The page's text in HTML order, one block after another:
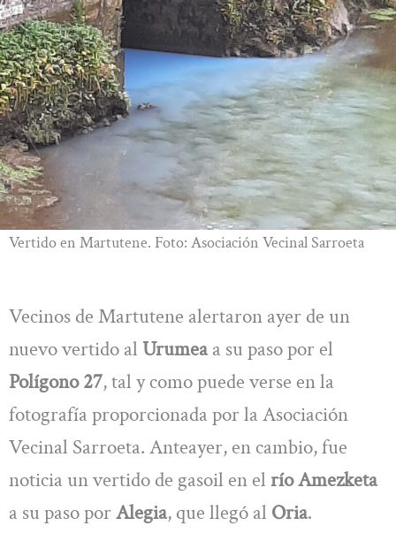
Vertido en Martutene. Foto: Asociación Vecinal Sarroeta
Vecinos de Martutene alertaron ayer de un
nuevo vertido al Urumeaa su paso por el
Polígono 27, tal y como puede verse en la
fotografía proporcionada por la Asociación
Vecinal Sarroeta. Anteayer, en cambio, fue
noticia un vertido de gasoil en el río Amezketa
a su paso porAlegia, que llegó al Oria.